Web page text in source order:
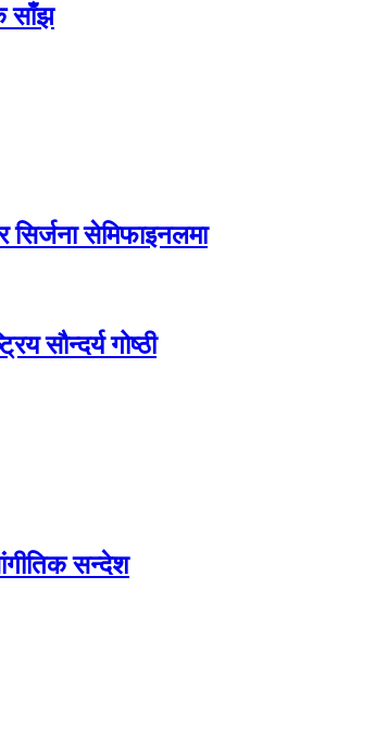
साँझ
सेमिफाइनलमा
सौन्दर्य गोष्ठी
सन्देश